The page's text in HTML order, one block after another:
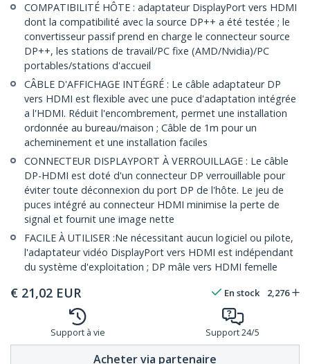
COMPATIBILITÉ HÔTE : adaptateur DisplayPort vers HDMI
dont la compatibilité avec la source DP++ a été testée ; le
convertisseur passif prend en charge le connecteur source
DP++, les stations de travail/PC fixe (AMD/Nvidia)/PC
portables/stations d'accueil
CÂBLE D'AFFICHAGE INTÉGRÉ : Le câble adaptateur DP
vers HDMI est flexible avec une puce d'adaptation intégrée
a l'HDMI. Réduit l'encombrement, permet une installation
ordonnée au bureau/maison ; Câble de 1m pour un
acheminement et une installation faciles
CONNECTEUR DISPLAYPORT À VERROUILLAGE : Le câble
DP-HDMI est doté d'un connecteur DP verrouillable pour
éviter toute déconnexion du port DP de l'hôte. Le jeu de
puces intégré au connecteur HDMI minimise la perte de
signal et fournit une image nette
FACILE À UTILISER :Ne nécessitant aucun logiciel ou pilote,
l'adaptateur vidéo DisplayPort vers HDMI est indépendant
du système d'exploitation ; DP mâle vers HDMI femelle
€ 21,02 EUR En stock 2,276
Support à vie Support 24/5
Acheter via partenaire